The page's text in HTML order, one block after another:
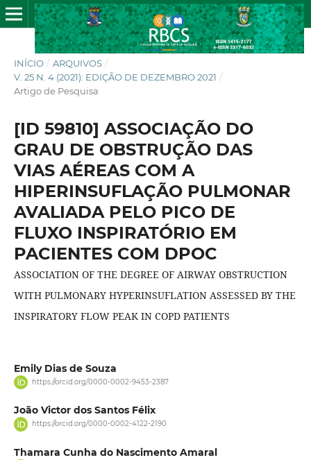
INÍCIO / ARQUIVOS /
V. 25 N. 4 (2021): EDIÇÃO DE DEZEMBRO 2021 /
Artigo de Pesquisa
[ID 59810] ASSOCIAÇÃO DO
GRAU DE OBSTRUÇÃO DAS
VIAS AÉREAS COM A
HIPERINSUFLAÇÃO PULMONAR
AVALIADA PELO PICO DE
FLUXO INSPIRATÓRIO EM
PACIENTES COM DPOC
ASSOCIATION OF THE DEGREE OF AIRWAY OBSTRUCTION
WITH PULMONARY HYPERINSUFLATION ASSESSED BY THE
INSPIRATORY FLOW PEAK IN COPD PATIENTS
Emily Dias de Souza
https://orcid.org/0000-0002-9453-2387
João Victor dos Santos Félix
https://orcid.org/0000-0002-4122-2190
Thamara Cunha do Nascimento Amaral